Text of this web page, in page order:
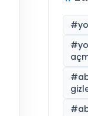
#
#
#
#